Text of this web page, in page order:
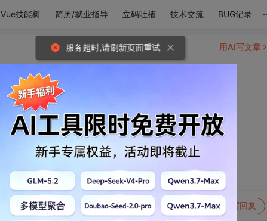
Vue技能树 简历/就业指导 立码吐槽 技术交流 BUG记录
转发到动态 举报 写回复
用AI写文章
服务超时,请刷新页面重试